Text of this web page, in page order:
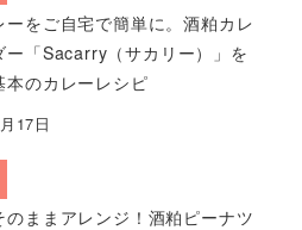
ーをご自宅で簡単に。酒粕カレ
ー「Sacarry（サカリー）」を
本のカレーレシピ
17日
のままアレンジ！酒粕ピーナツ